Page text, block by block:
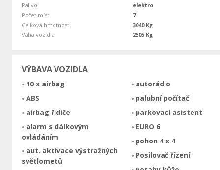
Palivo
elektro
Počet míst
7
Celková hmotnost
3040 Kg
Váha vozidla
2505 Kg
VÝBAVA VOZIDLA
10 x airbag
ABS
airbag řidiče
alarm s dálkovým
ovládáním
aut. aktivace výstražných
světlometů
autorádio
palubní počítač
parkovací asistent
EURO 6
pohon 4 x 4
Posilovač řízení